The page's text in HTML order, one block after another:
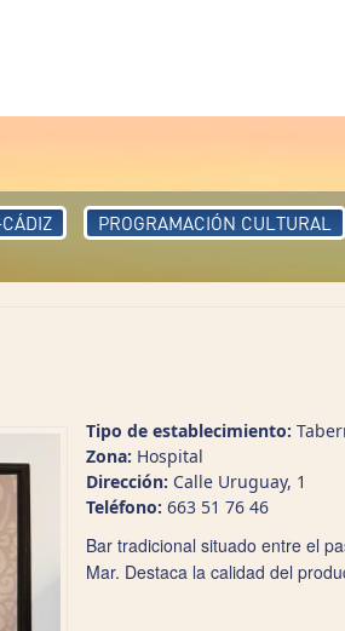
PROGRAMACIÓN CULTURAL
Tipo de establecimiento:
Zona: Hospital
Dirección: Calle Uruguay, 1
Teléfono: 663 51 76 46
Bar tradicional situado entre el
Mar. Destaca la calidad del